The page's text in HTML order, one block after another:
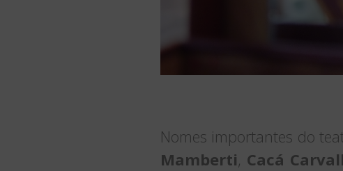
Nomes importantes do
Mamberti, Cacá